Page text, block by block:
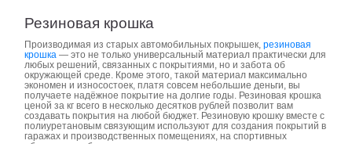
Резиновая крошка
Производимая из старых автомобильных покрышек, резиновая
крошка — это не только универсальный материал практически для
любых решений, связанных с покрытиями, но и забота об
окружающей среде. Кроме этого, такой материал максимально
экономен и износостоек, платя совсем небольшие деньги, вы
получаете надёжное покрытие на долгие годы. Резиновая крошка
ценой за кг всего в несколько десятков рублей позволит вам
создавать покрытия на любой бюджет. Резиновую крошку вместе с
полиуретановым связующим используют для создания покрытий в
гаражах и производственных помещениях, на спортивных